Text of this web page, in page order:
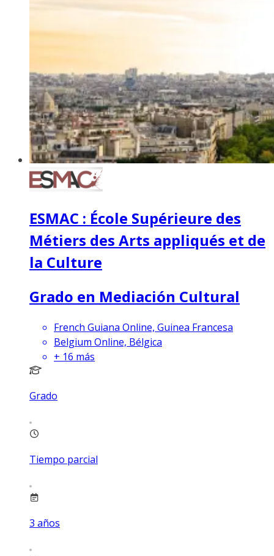
ESMAC : École Supérieure des
Métiers des Arts appliqués et de
la Culture
Grado en Mediación Cultural
French Guiana Online, Guinea Francesa
Belgium Online, Bélgica
+ 16 más
Grado
Tiempo parcial
3 años